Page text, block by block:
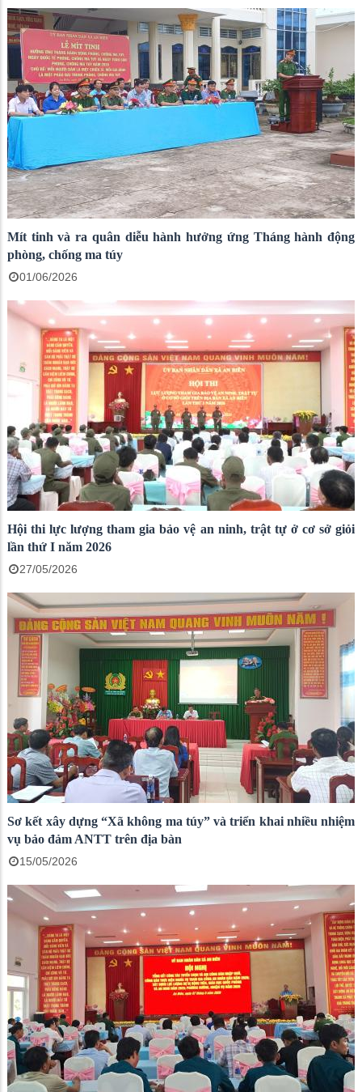
Mít tinh và ra quân diễu hành hưởng ứng Tháng hành động
phòng, chống ma túy
01/06/2026
Hội thi lực lượng tham gia bảo vệ an ninh, trật tự ở cơ sở giỏi
lần thứ I năm 2026
27/05/2026
Sơ kết xây dựng “Xã không ma túy” và triển khai nhiều nhiệm
vụ bảo đảm ANTT trên địa bàn
15/05/2026